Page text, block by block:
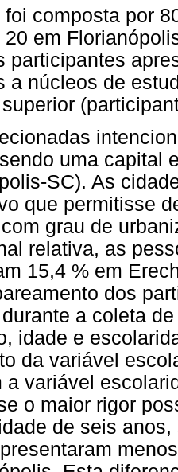
foi composta por
20 em
participantes
a núcleos de
uma capital
SC). As
que permitisse
grau de
relativa, as
15,4 % em
dos
a coleta
idade e
da variável
a variável
o maior rigor
de seis